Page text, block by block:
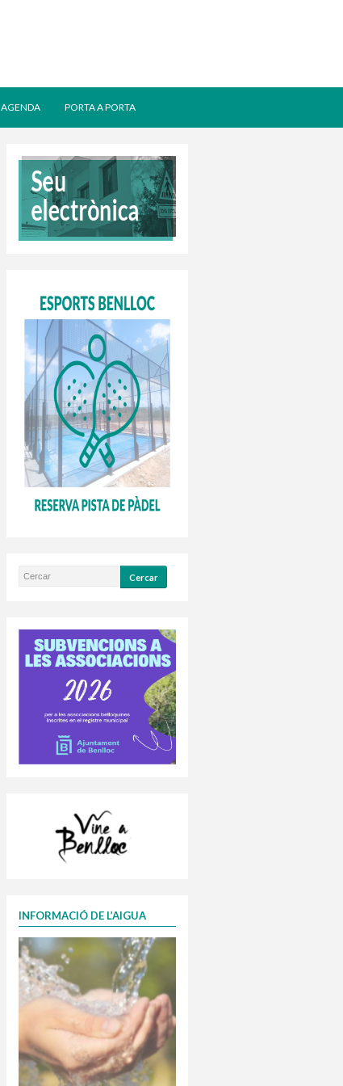
AGENDA PORTA A PORTA
INFORMACIÓ DE L’AIGUA